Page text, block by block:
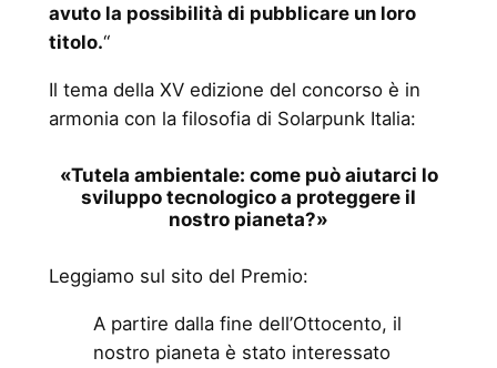
avuto la possibilità di pubblicare un loro
titolo.“
Il tema della XV edizione del concorso è in
armonia con la filosofia di Solarpunk Italia:
«Tutela ambientale: come può aiutarci lo
sviluppo tecnologico a proteggere il
nostro pianeta?»
Leggiamo sul sito del Premio:
A partire dalla fine dell’Ottocento, il
nostro pianeta è stato interessato